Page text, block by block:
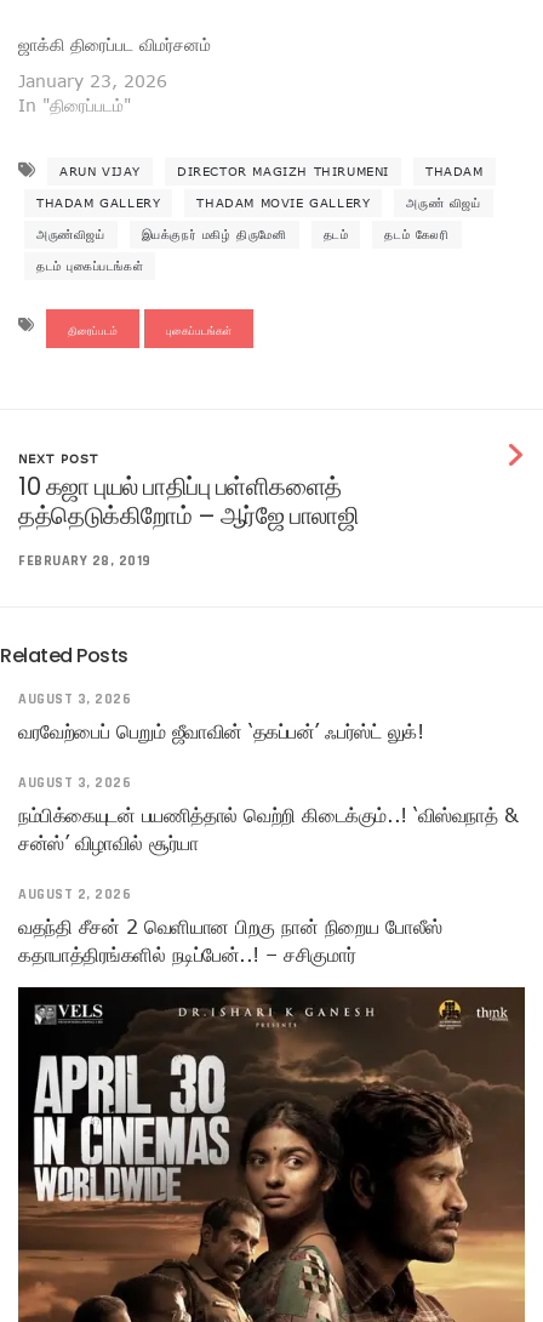
ஜாக்கி திரைப்பட விமர்சனம்
January 23, 2026
In "திரைப்படம்"
ARUN VIJAY DIRECTOR MAGIZH THIRUMENI THADAM
THADAM GALLERY THADAM MOVIE GALLERY அருண் விஜய்
அருண்விஜய் இயக்குநர் மகிழ் திருமேனி தடம் தடம் கேலரி
தடம் புகைப்படங்கள்
திரைப்படம் புகைப்படங்கள்
NEXT POST
10 கஜா புயல் பாதிப்பு பள்ளிகளைத்
தத்தெடுக்கிறோம் – ஆர்ஜே பாலாஜி
FEBRUARY 28, 2019
Related Posts
AUGUST 3, 2026
வரவேற்பைப் பெறும் ஜீவாவின் ‘தகப்பன்’ ஃபர்ஸ்ட் லுக்!
AUGUST 3, 2026
நம்பிக்கையுடன் பயணித்தால் வெற்றி கிடைக்கும்..! ‘விஸ்வநாத் &
சன்ஸ்’ விழாவில் சூர்யா
AUGUST 2, 2026
வதந்தி சீசன் 2 வெளியான பிறகு நான் நிறைய போலீஸ்
கதாபாத்திரங்களில் நடிப்பேன்..! – சசிகுமார்